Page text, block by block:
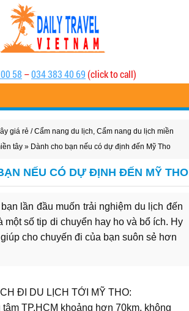
58 –034 383 40 69 (click to call)
giá rẻ /Cẩm nang du lịch, Cẩm nang du lịch miền
tây » Dành cho bạn nếu có dự định đến Mỹ Tho
NẾU CÓ DỰ ĐỊNH ĐẾN MỸ THO
lần đầu muốn trải nghiệm du lịch đến
một số tip di chuyển hay ho và bổ ích. Hy
cho chuyến đi của bạn suôn sẻ hơn
ĐI DU LỊCH TỚI MỸ THO:
tâm TP.HCM khoảng hơn 70km, không